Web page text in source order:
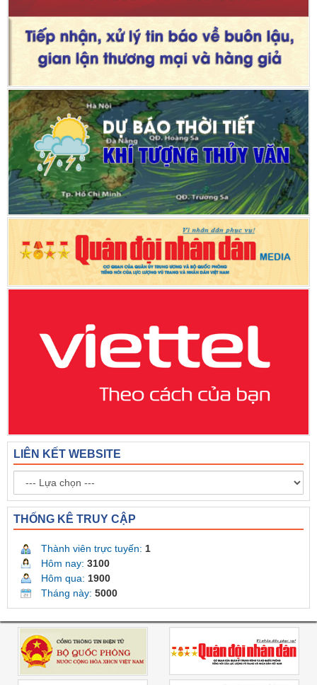
LIÊN KẾT WEBSITE
THỐNG KÊ TRUY CẬP
Thành viên trực tuyến: 1
Hôm nay: 3100
Hôm qua: 1900
Tháng này: 5000